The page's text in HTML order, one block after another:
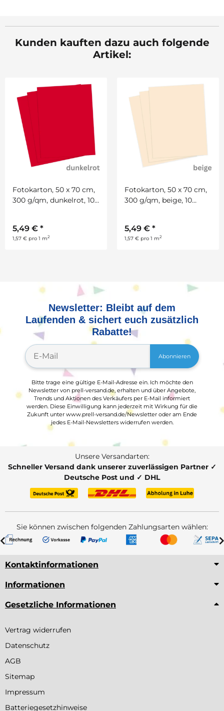
Kunden kauften dazu auch folgende
Artikel:
Fotokarton, 50 x 70 cm,
300 g/qm, dunkelrot, 10
5,49 € *
1,57 € pro 1 m2
Fotokarton, 50 x 70 cm,
300 g/qm, beige, 10
5,49 € *
1,57 € pro 1 m2
Newsletter: Bleibt auf dem
Laufenden & sichert euch zusätzlich
Rabatte!
Abonnieren
Bitte trage eine gültige E-Mail-Adresse ein. Ich möchte den
Newsletter von prell-versand.de, erhalten und über Angebote,
Trends und Aktionen des Verkäufers per E-Mail informiert
werden. Diese Einwilligung kann jederzeit mit Wirkung für die
Zukunft unter www.prell-versand.de/Newsletter oder am Ende
jedes E-Mail-Newsletters widerrufen werden.
Unsere Versandarten:
Schneller Versand dank unserer zuverlässigen Partner ✓
Deutsche Post und ✓ DHL
Sie können zwischen folgenden Zahlungsarten wählen:
Kontaktinformationen
Informationen
Gesetzliche Informationen
Vertrag widerrufen
Datenschutz
AGB
Sitemap
Impressum
Batteriegesetzhinweise